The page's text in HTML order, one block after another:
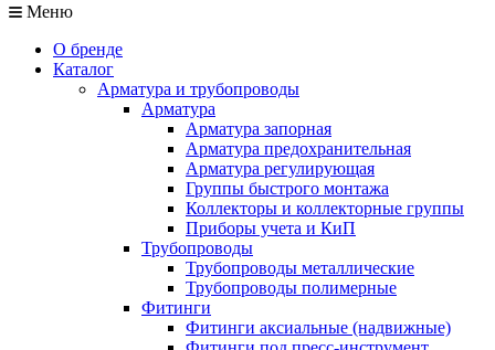
Меню
О бренде
Каталог
Арматура и трубопроводы
Арматура
Арматура запорная
Арматура предохранительная
Арматура регулирующая
Группы быстрого монтажа
Коллекторы и коллекторные группы
Приборы учета и КиП
Трубопроводы
Трубопроводы металлические
Трубопроводы полимерные
Фитинги
Фитинги аксиальные (надвижные)